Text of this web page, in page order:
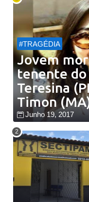
#TRAGÉDIA
Jovem
tenente
Teresina
Timon
Junho 19, 2017